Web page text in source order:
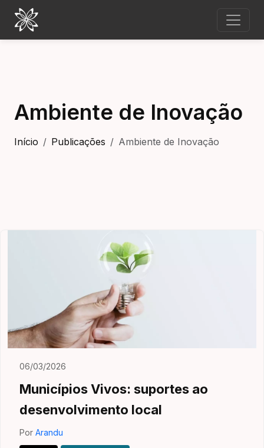
Ambiente de Inovação
Início Publicações Ambiente de Inovação
06/03/2026
Municípios Vivos: suportes ao
desenvolvimento local
Por Arandu